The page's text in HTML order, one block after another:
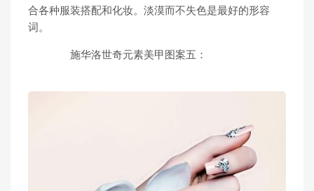
合各种服装搭配和化妆。淡漠而不失色是最好的形容
词。
施华洛世奇元素美甲图案五：